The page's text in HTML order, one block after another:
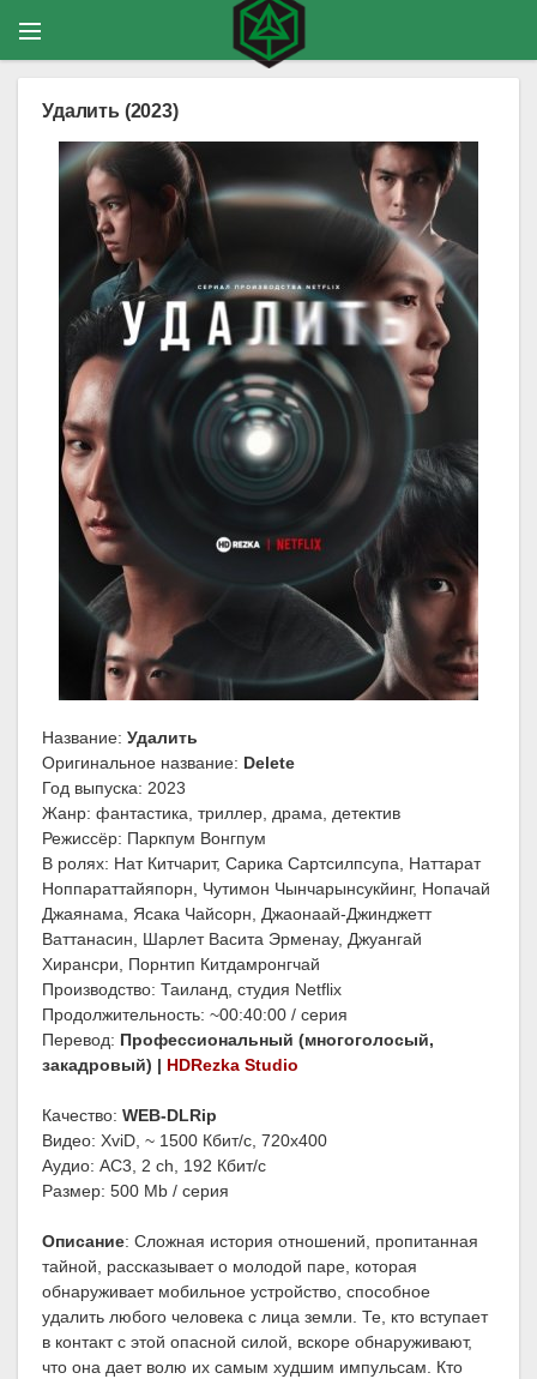
Удалить (2023)
Название: Удалить
Оригинальное название: Delete
Год выпуска: 2023
Жанр: фантастика, триллер, драма, детектив
Режиссёр: Паркпум Вонгпум
В ролях: Нат Китчарит, Сарика Сартсилпсупа, Наттарат
Ноппараттайяпорн, Чутимон Чынчарынсукйинг, Нопачай
Джаянама, Ясака Чайсорн, Джаонаай-Джинджетт
Ваттанасин, Шарлет Васита Эрменау, Джуангай
Хирансри, Порнтип Китдамронгчай
Производство: Таиланд, студия Netflix
Продолжительность: ~00:40:00 / серия
Перевод: Профессиональный (многоголосый,
закадровый) | HDRezka Studio
Качество: WEB-DLRip
Видео: XviD, ~ 1500 Кбит/с, 720x400
Аудио: AC3, 2 ch, 192 Кбит/с
Размер: 500 Mb / серия
Описание: Сложная история отношений, пропитанная
тайной, рассказывает о молодой паре, которая
обнаруживает мобильное устройство, способное
удалить любого человека с лица земли. Те, кто вступает
в контакт с этой опасной силой, вскоре обнаруживают,
что она дает волю их самым худшим импульсам. Кто